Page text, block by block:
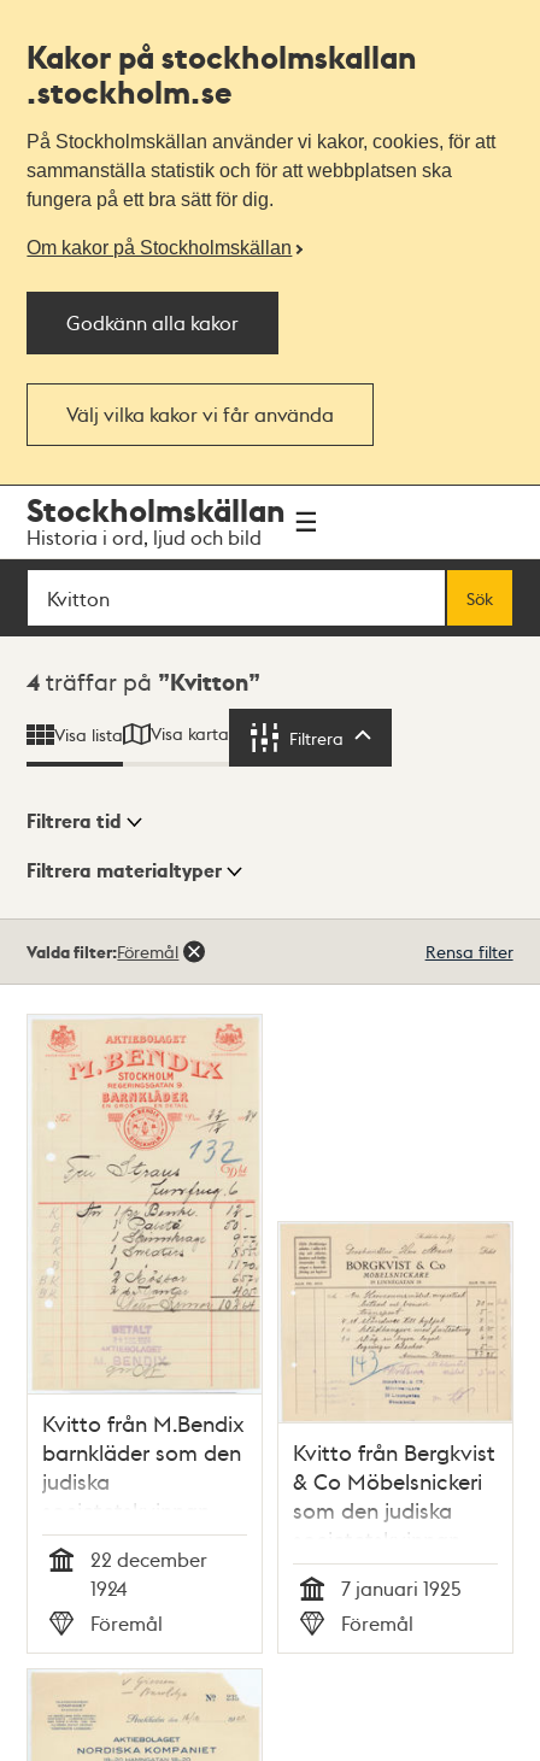
Kakor på stockholmskallan
.stockholm.se
På Stockholmskällan använder vi kakor, cookies, för att
sammanställa statistik och för att webbplatsen ska
fungera på ett bra sätt för dig.
Om kakor på Stockholmskällan
Godkänn alla kakor
Välj vilka kakor vi får använda
navigationen
huvudinnehållet
Stockholmskällan
Historia i ord, ljud och bild
Sök
Sök
Sökresultat
4 träffar på Kvitton
Visa lista Visa karta Filtrera
Visningsläge
Filtrera tid
Filtrera materialtyper
träffar
Valda filter:Föremål Rensa filter
Kvitto från M.Bendix
barnkläder som den
judiska
societetskvinnan
Irene Strauss
sparade22 december
1924
Typ
Föremål
Kvitto från Bergkvist
& Co Möbelsnickeri
som den judiska
societetskvinnan
Irene Strauss
sparade
Tid
7 januari 1925
Typ
Föremål